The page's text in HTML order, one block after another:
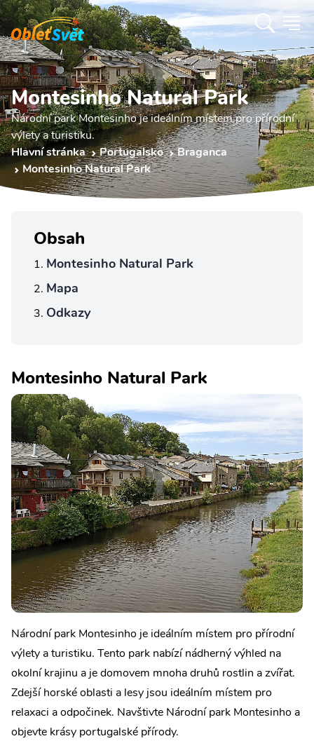
Montesinho Natural Park
Národní park Montesinho je ideálním místem pro přírodní
výlety a turistiku.
Hlavní stránka
Portugalsko
Braganca
Montesinho Natural Park
Obsah
Montesinho Natural Park
Mapa
Odkazy
Montesinho Natural Park
Národní park Montesinho je ideálním místem pro přírodní
výlety a turistiku. Tento park nabízí nádherný výhled na
okolní krajinu a je domovem mnoha druhů rostlin a zvířat.
Zdejší horské oblasti a lesy jsou ideálním místem pro
relaxaci a odpočinek. Navštivte Národní park Montesinho a
objevte krásy portugalské přírody.